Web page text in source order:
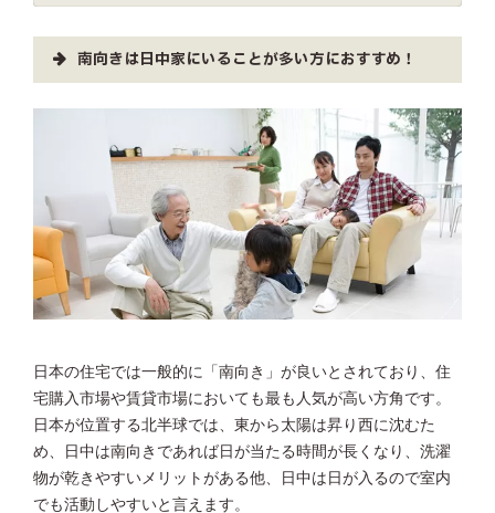
南向きは日中家にいることが多い方におすすめ！
日本の住宅では一般的に「南向き」が良いとされており、住
宅購入市場や賃貸市場においても最も人気が高い方角です。
日本が位置する北半球では、東から太陽は昇り西に沈むた
め、日中は南向きであれば日が当たる時間が長くなり、洗濯
物が乾きやすいメリットがある他、日中は日が入るので室内
でも活動しやすいと言えます。